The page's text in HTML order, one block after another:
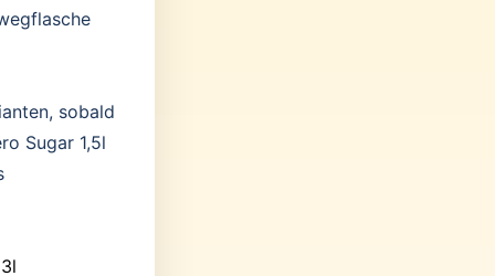
sobald
Sugar 1,5l